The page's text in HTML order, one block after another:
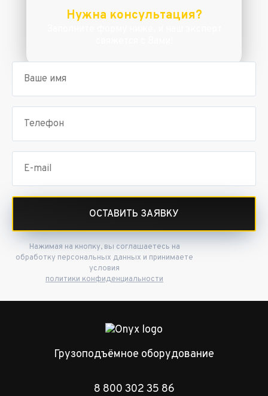
Нужна консультация?
ОСТАВИТЬ ЗАЯВКУ
Нажимая на кнопку, вы соглашаетесь на
обработку персональных данных и принимаете
условия
политики конфиденциальности
Грузоподъёмное оборудование
8 800 302 35 86